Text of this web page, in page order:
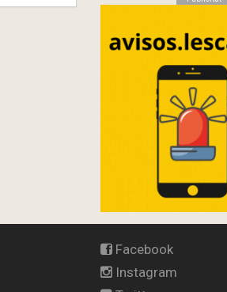
Facebook
Instagram